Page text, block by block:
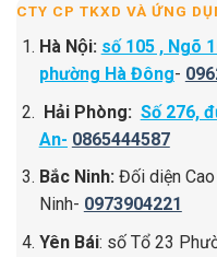
CTY CP TKXD VÀ ỨNG
Hà Nội: số 105 , Ngõ
phường Hà Đông-
Hải Phòng: Số 276,
An- 0865444587
Bắc Ninh: Đối diện
Ninh- 0973904221
Yên Bái: số Tổ 23